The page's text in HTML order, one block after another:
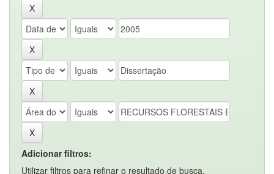
Adicionar filtros:
Utilizar filtros para refinar o resultado de busca.